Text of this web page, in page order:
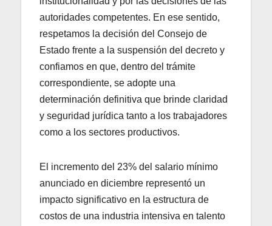
autoridades competentes. En ese sentido,
respetamos la decisión del Consejo de
Estado frente a la suspensión del decreto y
confiamos en que, dentro del trámite
correspondiente, se adopte una
determinación definitiva que brinde claridad
y seguridad jurídica tanto a los trabajadores
como a los sectores productivos.
El incremento del 23% del salario mínimo
anunciado en diciembre representó un
impacto significativo en la estructura de
costos de una industria intensiva en talento